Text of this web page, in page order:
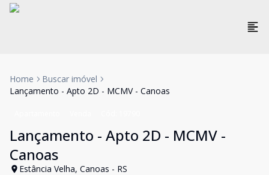
Home
Buscar imóvel
Lançamento - Apto 2D - MCMV - Canoas
Lançamento - Apto 2D - MCMV -
Canoas
Estância Velha, Canoas - RS